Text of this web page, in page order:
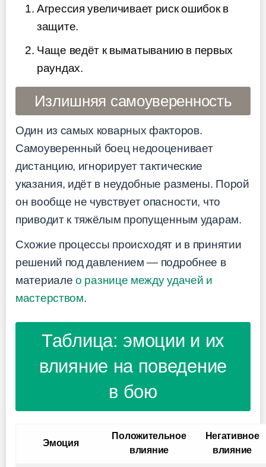
Агрессия увеличивает риск ошибок в
защите.
Чаще ведёт к выматыванию в первых
раундах.
Излишняя самоуверенность
Один из самых коварных факторов.
Самоуверенный боец недооценивает
дистанцию, игнорирует тактические
указания, идёт в неудобные размены. Порой
он вообще не чувствует опасности, что
приводит к тяжёлым пропущенным ударам.
Схожие процессы происходят и в принятии
решений под давлением — подробнее в
материале о разнице между удачей и
мастерством.
Таблица: эмоции и их
влияние на поведение
в бою
Эмоция
Положительное
влияние
Негативное
влияние